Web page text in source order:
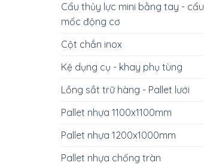
Cẩu thủy lực mini bằng tay - cẩu
mốc động cơ
Cột chắn inox
Kệ dụng cụ - khay phụ tùng
Lồng sắt trữ hàng - Pallet lưới
Pallet nhựa 1100x1100mm
Pallet nhựa 1200x1000mm
Pallet nhựa chống tràn